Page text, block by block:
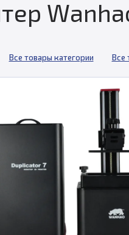
Все товары категории Все